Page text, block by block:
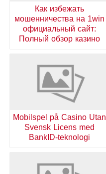
Как избежать
мошенничества на 1win
официальный сайт:
Полный обзор казино
Mobilspel på Casino Utan
Svensk Licens med
BankID-teknologi